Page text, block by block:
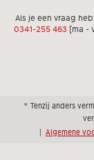
Als je een vraag
0341-255 463 [ma -
* Tenzij anders
| Algemene